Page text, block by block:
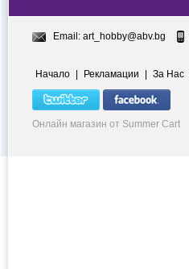
Email: art_hobby@abv.bg
Начало | Рекламации | За Нас
Онлайн магазин от Summer Cart